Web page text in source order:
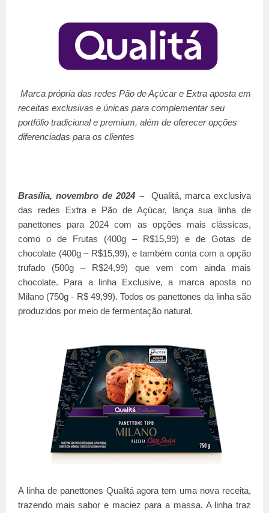
Marca própria das redes Pão de Açúcar e Extra aposta em
receitas exclusivas e únicas para complementar seu
portfólio tradicional e premium, além de oferecer opções
diferenciadas para os clientes
Brasília, novembro de 2024 –Qualitá, marca exclusiva
das redes Extra e Pão de Açúcar, lança sua linha de
panettones para 2024 com as opções mais clássicas,
como o de Frutas (400g – R$15,99) e de Gotas de
chocolate (400g – R$15,99), e também conta com a opção
trufado (500g – R$24,99) que vem com ainda mais
chocolate. Para a linha Exclusive, a marca aposta no
Milano (750g - R$ 49,99). Todos os panettones da linha são
produzidos por meio de fermentação natural.
A linha de panettones Qualitá agora tem uma nova receita,
trazendo mais sabor e maciez para a massa. A linha traz